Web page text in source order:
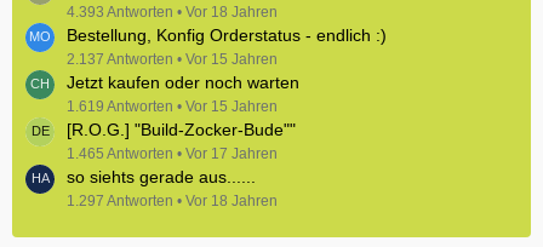
4.393 Antworten Vor 18 Jahren
Bestellung, Konfig Orderstatus - endlich :)
2.137 Antworten Vor 15 Jahren
Jetzt kaufen oder noch warten
1.619 Antworten Vor 15 Jahren
[R.O.G.] "Build-Zocker-Bude""
1.465 Antworten Vor 17 Jahren
so siehts gerade aus......
1.297 Antworten Vor 18 Jahren